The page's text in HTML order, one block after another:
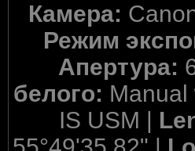
Камера:
Режим
Апертура:
белого:
IS USM |